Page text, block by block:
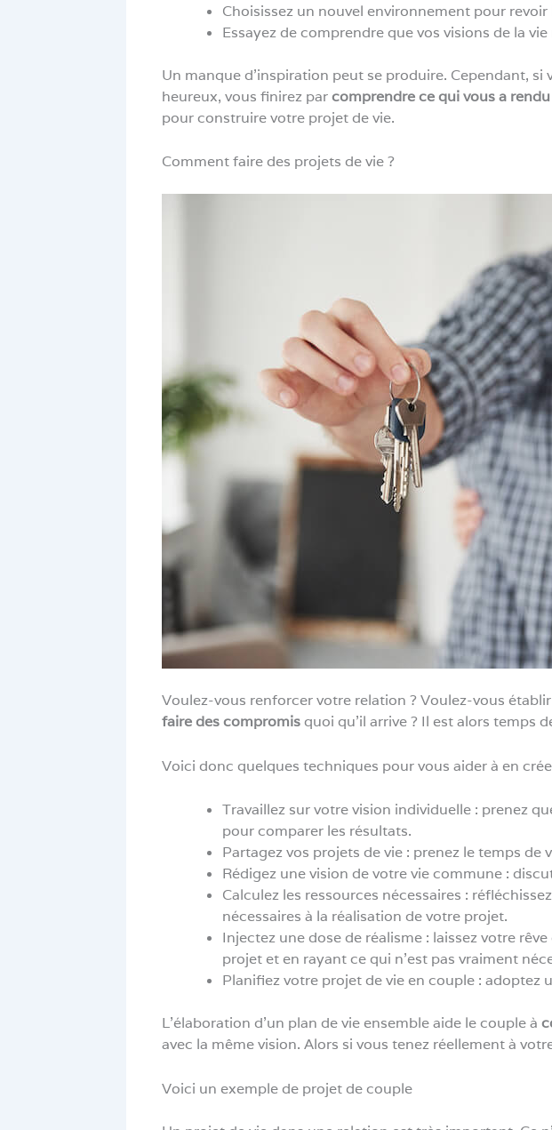
Choisissez un nouvel environnement pour
Essayez de comprendre que vos visions de la
Un manque d’inspiration peut se produire. Cependant,
heureux, vous finirez parcomprendre ce qui vous a
pour construire votre projet de vie.
Comment faire des projets de vie ?
Voulez-vous renforcer votre relation ? Voulez-vous
faire des compromisquoi qu’il arrive ? Il est alors temps
Voici donc quelques techniques pour vous aider à en
Travaillez sur votre vision individuelle : prenez
pour comparer les résultats.
Partagez vos projets de vie : prenez le temps
Rédigez une vision de votre vie commune :
Calculez les ressources nécessaires :
nécessaires à la réalisation de votre projet.
Injectez une dose de réalisme : laissez votre
projet et en rayant ce qui n’est pas vraiment
Planifiez votre projet de vie en couple : adoptez
L’élaboration d’un plan de vie ensemble aide le couple à
avec la même vision. Alors si vous tenez réellement à
Voici un exemple de projet de couple